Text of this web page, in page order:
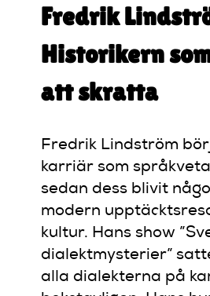
Fredrik
Historikern
att skratta
Fredrik Lindström
karriär som
sedan dess blivit
modern
kultur. Hans show
dialektmysterier”
alla dialekterna på